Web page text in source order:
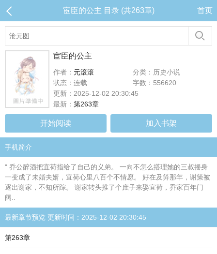
宦臣的公主 目录 (共263章) 首页
宦臣的公主
作者： 元滚滚
分类：历史小说
状态：连载
字数：556620
更新：2025-12-02 20:30:45
最新： 第263章
开始阅读 加入书架
手机简介
" 乔公醉酒把宜荷指给了自己的义弟。 一向不怎么搭理她的三叔摇身
一变成了未婚夫婿，宜荷心里八百个不情愿。 好在及笄那年，谢策被
逐出谢家，不知所踪。 谢家转头推了个庶子来娶宜荷，乔家百年门
阀..
最新章节预览 更新时间：2025-12-02 20:30:45
第263章